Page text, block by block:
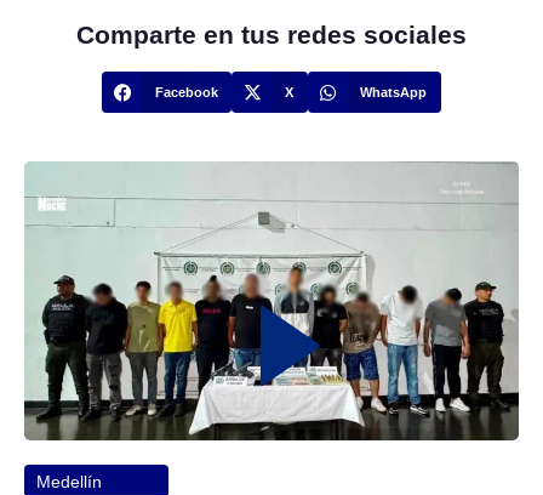
Comparte en tus redes sociales
Facebook X WhatsApp
Medellín